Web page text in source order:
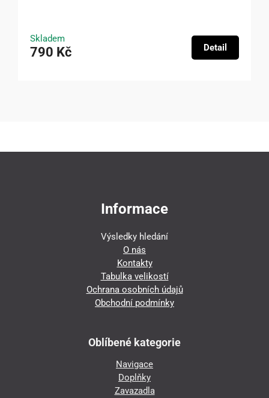
Skladem
790 Kč Detail
Informace
Výsledky hledání
O nás
Kontakty
Tabulka velikostí
Ochrana osobních údajů
Obchodní podmínky
Oblíbené kategorie
Navigace
Doplňky
Zavazadla